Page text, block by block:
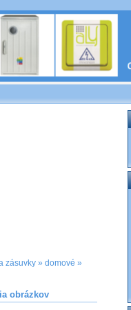
zásuvky » domové »
obrázkov